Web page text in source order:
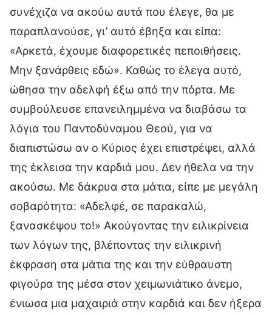
συνέχιζα να ακούω αυτά που έλεγε, θα με
παραπλανούσε, γι’ αυτό έβηξα και είπα:
«Αρκετά, έχουμε διαφορετικές πεποιθήσεις.
Μην ξανάρθεις εδώ». Καθώς το έλεγα αυτό,
ώθησα την αδελφή έξω από την πόρτα. Με
συμβούλευσε επανειλημμένα να διαβάσω τα
λόγια του Παντοδύναμου Θεού, για να
διαπιστώσω αν ο Κύριος έχει επιστρέψει, αλλά
της έκλεισα την καρδιά μου. Δεν ήθελα να την
ακούσω. Με δάκρυα στα μάτια, είπε με μεγάλη
σοβαρότητα: «Αδελφέ, σε παρακαλώ,
ξανασκέψου το!» Ακούγοντας την ειλικρίνεια
των λόγων της, βλέποντας την ειλικρινή
έκφραση στα μάτια της και την εύθραυστη
φιγούρα της μέσα στον χειμωνιάτικο άνεμο,
ένιωσα μια μαχαιριά στην καρδιά και δεν ήξερα